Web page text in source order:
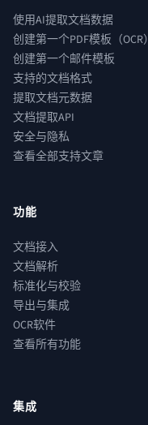
使用AI提取文档数据
创建第一个PDF模板（OCR）
创建第一个邮件模板
支持的文档格式
提取文档元数据
文档提取API
安全与隐私
查看全部支持文章
功能
文档接入
文档解析
标准化与校验
导出与集成
OCR软件
查看所有功能
集成